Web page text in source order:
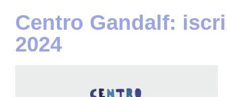
Tu sei qui
Centro Gandalf:
2024